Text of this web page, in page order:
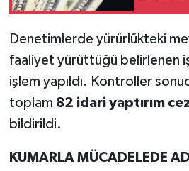
Denetimlerde yürürlükteki
faaliyet yürüttüğü belirlenen
işlem yapıldı. Kontroller
toplam 82 idari yaptırım
bildirildi.
KUMARLA MÜCADELEDE
YEREL
AFYONKARAHİSAR
AYDIN
DENİZLİ